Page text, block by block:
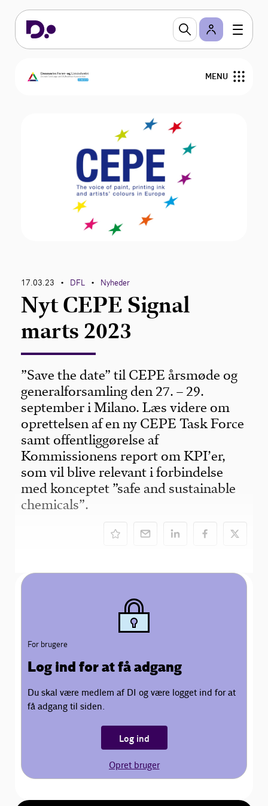
MENU
Regler og viden
Arrangementer
Branchevejledninger
17.03.23 • DFL • Nyheder
Nyt CEPE Signal
marts 2023
”Save the date” til CEPE årsmøde og
generalforsamling den 27. – 29.
september i Milano. Læs videre om
oprettelsen af en ny CEPE Task Force
samt offentliggørelse af
Kommissionens report om KPI’er,
som vil blive relevant i forbindelse
med konceptet ”safe and sustainable
chemicals”.
For brugere
Log ind for at få adgang
Du skal være medlem af DI og være logget ind for at
få adgang til siden.
Log ind
Opret bruger